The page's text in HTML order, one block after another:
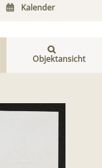
Kalender
Objektansicht